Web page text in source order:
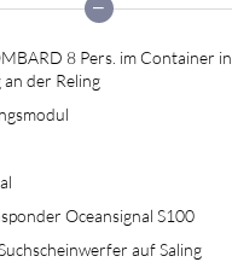
8 Pers. im Container in
der Reling
Oceansignal S100
auf Saling